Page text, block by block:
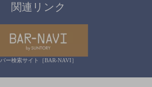
関連リンク
バー検索サイト［BAR-NAVI］